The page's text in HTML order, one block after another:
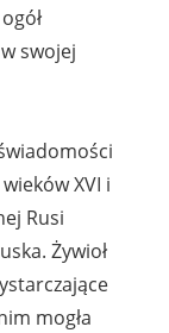
swojej
XVI i
Rusi
Żywioł
mogła